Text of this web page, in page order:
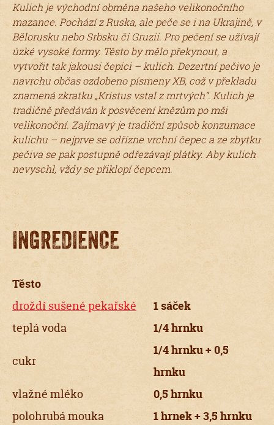
Kulich je východní obměna našeho velikonočního
mazance. Pochází z Ruska, ale peče se i na Ukrajině, v
Bělorusku nebo Srbsku či Gruzii. Pro pečení se užívají
úzké vysoké formy. Těsto by mělo překynout, a
vytvořit tak jakousi čepici – kulich. Dezertní pečivo je
navrchu občas ozdobeno písmeny XB, což v překladu
znamená zkratku „Kristus vstal z mrtvých“. Kulich je
tradičně předáván k posvěcení knězům po mši
velikonoční. Zajímavý je tradiční způsob konzumace
kulichu – nejprve se odřízne vrchní čepec a ze zbytku
pečiva se pak postupně odřezávají plátky. Aby kulich
nevyschl, vždy se přiklopí čepcem.
INGREDIENCE
Těsto
droždí sušené pekařské
1 sáček
teplá voda
1/4 hrnku
cukr
1/4 hrnku + 0,5
hrnku
vlažné mléko
0,5 hrnku
polohrubá mouka
1 hrnek + 3,5 hrnku